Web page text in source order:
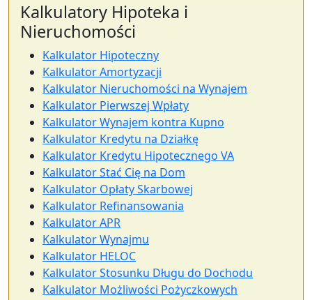
Kalkulatory Hipoteka i
Nieruchomości
Kalkulator Hipoteczny
Kalkulator Amortyzacji
Kalkulator Nieruchomości na Wynajem
Kalkulator Pierwszej Wpłaty
Kalkulator Wynajem kontra Kupno
Kalkulator Kredytu na Działkę
Kalkulator Kredytu Hipotecznego VA
Kalkulator Stać Cię na Dom
Kalkulator Opłaty Skarbowej
Kalkulator Refinansowania
Kalkulator APR
Kalkulator Wynajmu
Kalkulator HELOC
Kalkulator Stosunku Długu do Dochodu
Kalkulator Możliwości Pożyczkowych